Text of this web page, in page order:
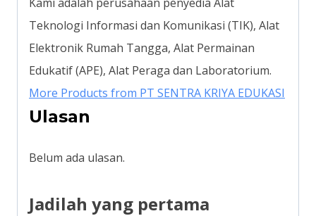
Teknologi Informasi dan Komunikasi (TIK), Alat
Elektronik Rumah Tangga, Alat Permainan
Edukatif (APE), Alat Peraga dan Laboratorium.
More Products from PT SENTRA KRIYA EDUKASI
Ulasan
Belum ada ulasan.
Jadilah yang pertama